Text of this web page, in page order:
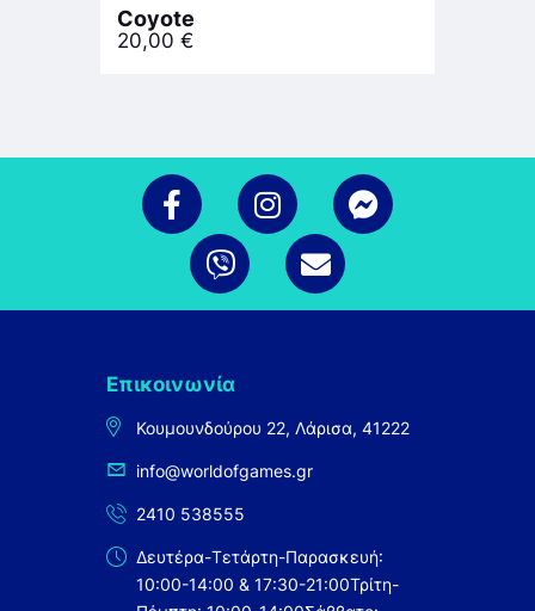
Coyote
20,00 €
Επικοινωνία
Κουμουνδούρου 22, Λάρισα, 41222
info@worldofgames.gr
2410 538555
Δευτέρα-Τετάρτη-Παρασκευή:
10:00-14:00 & 17:30-21:00Τρίτη-